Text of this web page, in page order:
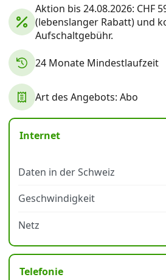
Aktion bis 24.08.2026: CHF
(lebenslanger Rabatt) und
Aufschaltgebühr.
24 Monate Mindestlaufzeit
Art des Angebots: Abo
Internet
Daten in der Schweiz
Geschwindigkeit
Netz
Telefonie